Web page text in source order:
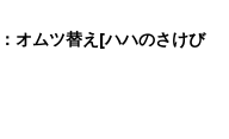
オムツ替え[ハハのさけび